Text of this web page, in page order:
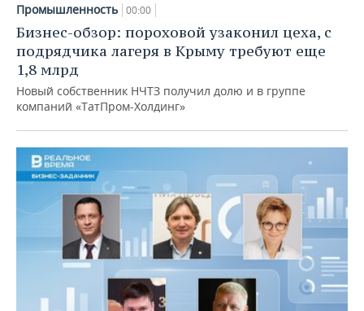
Промышленность 00:00
Бизнес-обзор: пороховой узаконил цеха, с
подрядчика лагеря в Крыму требуют еще
1,8 млрд
Новый собственник НЧТЗ получил долю и в группе
компаний «ТатПром-Холдинг»